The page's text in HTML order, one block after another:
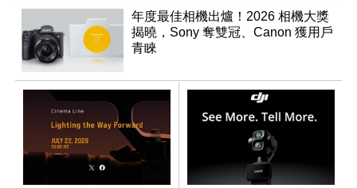
年度最佳相機出爐！2026 相機大獎
揭曉，Sony 奪雙冠、Canon 獲用戶
青睞